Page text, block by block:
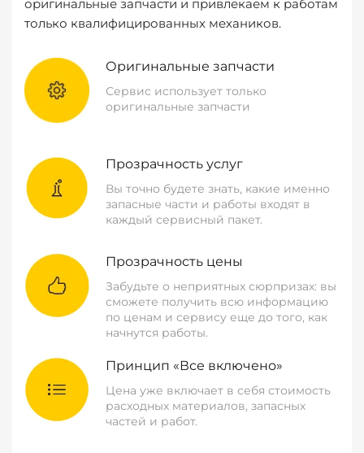
оригинальные запчасти и привлекаем к работам
только квалифицированных механиков.
Оригинальные запчасти
Сервис использует только
оригинальные запчасти
Прозрачность услуг
Вы точно будете знать, какие именно
запасные части и работы входят в
каждый сервисный пакет.
Прозрачность цены
Забудьте о неприятных сюрпризах: вы
сможете получить всю информацию
по ценам и сервису еще до того, как
начнутся работы.
Принцип «Все включено»
Цена уже включает в себя стоимость
расходных материалов, запасных
частей и работ.